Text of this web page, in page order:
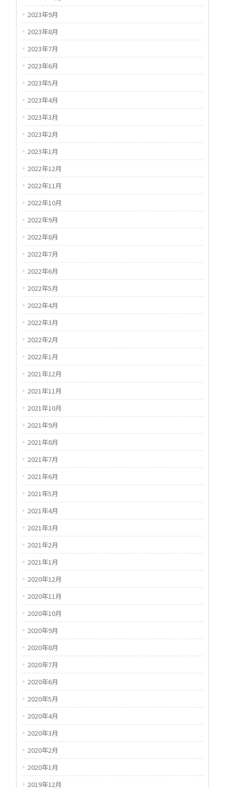
2023年9月
2023年8月
2023年7月
2023年6月
2023年5月
2023年4月
2023年3月
2023年2月
2023年1月
2022年12月
2022年11月
2022年10月
2022年9月
2022年8月
2022年7月
2022年6月
2022年5月
2022年4月
2022年3月
2022年2月
2022年1月
2021年12月
2021年11月
2021年10月
2021年9月
2021年8月
2021年7月
2021年6月
2021年5月
2021年4月
2021年3月
2021年2月
2021年1月
2020年12月
2020年11月
2020年10月
2020年9月
2020年8月
2020年7月
2020年6月
2020年5月
2020年4月
2020年3月
2020年2月
2020年1月
2019年12月